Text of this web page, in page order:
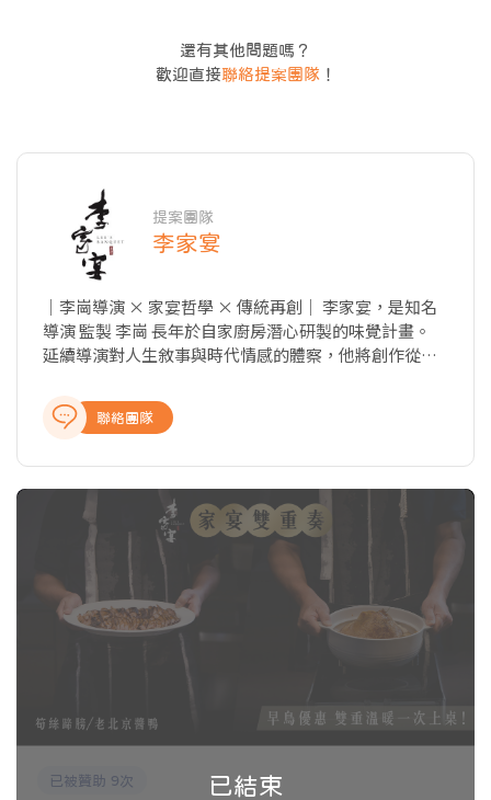
還有其他問題嗎？
歡迎直接聯絡提案團隊 ！
提案團隊
李家宴
｜李崗導演 × 家宴哲學 × 傳統再創｜ 李家宴，是知名
導演 監製 李崗 長年於自家廚房潛心研製的味覺計畫。
延續導演對人生敘事與時代情感的體察，他將創作從攝
文化、身心平衡與日常記憶的「家宴」。 從北京胡同到
江南巷弄，每一道菜都是李崗導演的情感與故事，和親
聯絡團隊
已結束
已被贊助 9次